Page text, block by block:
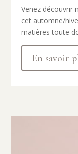
Venez découvrir
cet automne/
matières toute
En savoir